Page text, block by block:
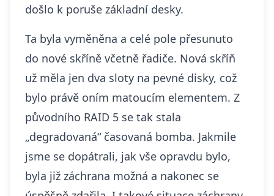
došlo k poruše základní desky.
Ta byla vyměněna a celé pole přesunuto
do nové skříně včetně řadiče. Nová skříň
už měla jen dva sloty na pevné disky, což
bylo právě oním matoucím elementem. Z
původního RAID 5 se tak stala
„degradovaná“ časovaná bomba. Jakmile
jsme se dopátrali, jak vše opravdu bylo,
byla již záchrana možná a nakonec se